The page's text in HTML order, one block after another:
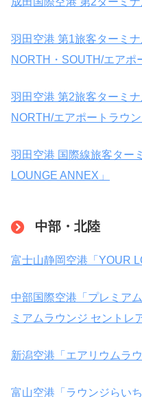
羽田空港 第1旅客ターミ
NORTH・SOUTH/エアポ
羽田空港 第2旅客ターミ
NORTH/エアポートラウン
羽田空港 国際線旅客ター
LOUNGE ANNEX」
中部・北陸
富士山静岡空港「YOUR
中部国際空港「プレミア
ミアムラウンジ セントレ
新潟空港「エアリウムラウ
富山空港「ラウンジらいち